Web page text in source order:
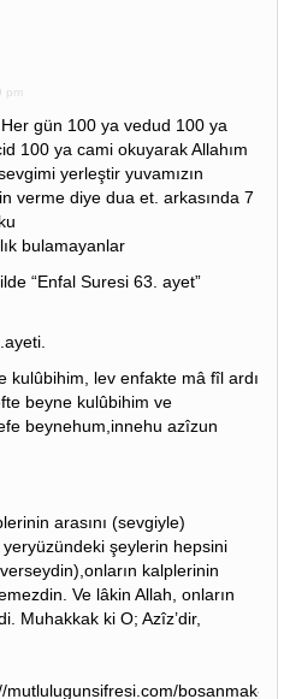
pm
gün 100 ya vedud 100 ya
100 ya cami okuyarak Allahım
yerleştir yuvamızın
verme diye dua et. arkasında 7
bulamayanlar
“Enfal Suresi 63. ayet”
kulûbihim, lev enfakte mâ fîl ardı
beyne kulûbihim ve
beynehum,innehu azîzun
arasını (sevgiyle)
şeylerin hepsini
kalplerinin
Ve lâkin Allah, onların
Muhakkak ki O; Azîz’dir,
mutlulugunsifresi.com/bosanmak-